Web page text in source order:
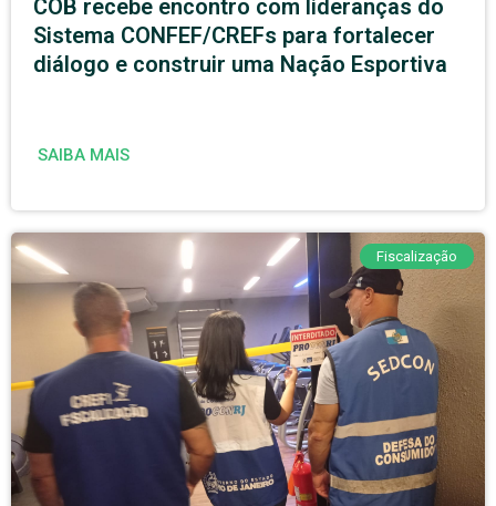
COB recebe encontro com lideranças do
Sistema CONFEF/CREFs para fortalecer
diálogo e construir uma Nação Esportiva
SAIBA MAIS
Fiscalização